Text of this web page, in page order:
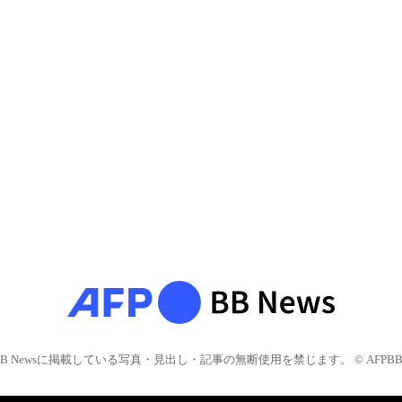
Newsに掲載している写真・見出し・記事の無断使用を禁じます。 © AFPBB